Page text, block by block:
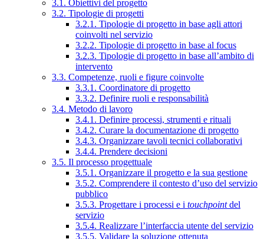
3.1. Obiettivi del progetto
3.2. Tipologie di progetti
3.2.1. Tipologie di progetto in base agli attori
coinvolti nel servizio
3.2.2. Tipologie di progetto in base al focus
3.2.3. Tipologie di progetto in base all’ambito di
intervento
3.3. Competenze, ruoli e figure coinvolte
3.3.1. Coordinatore di progetto
3.3.2. Definire ruoli e responsabilità
3.4. Metodo di lavoro
3.4.1. Definire processi, strumenti e rituali
3.4.2. Curare la documentazione di progetto
3.4.3. Organizzare tavoli tecnici collaborativi
3.4.4. Prendere decisioni
3.5. Il processo progettuale
3.5.1. Organizzare il progetto e la sua gestione
3.5.2. Comprendere il contesto d’uso del servizio
pubblico
3.5.3. Progettare i processi e i touchpointdel
servizio
3.5.4. Realizzare l’interfaccia utente del servizio
3.5.5. Validare la soluzione ottenuta